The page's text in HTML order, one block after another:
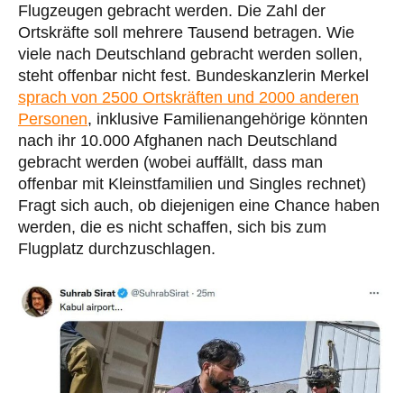
Flugzeugen gebracht werden. Die Zahl der
Ortskräfte soll mehrere Tausend betragen. Wie
viele nach Deutschland gebracht werden sollen,
steht offenbar nicht fest. Bundeskanzlerin Merkel
sprach von 2500 Ortskräften und 2000 anderen
Personen, inklusive Familienangehörige könnten
nach ihr 10.000 Afghanen nach Deutschland
gebracht werden (wobei auffällt, dass man
offenbar mit Kleinstfamilien und Singles rechnet)
Fragt sich auch, ob diejenigen eine Chance haben
werden, die es nicht schaffen, sich bis zum
Flugplatz durchzuschlagen.